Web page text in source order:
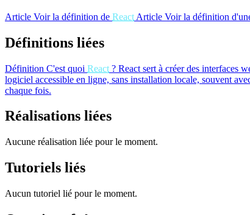
Article Voir la définition de React Article Voir la définition
Définitions liées
Définition C'est quoi React ? React sert à créer des interfaces
logiciel accessible en ligne, sans installation locale, souvent
chaque fois.
Réalisations liées
Aucune réalisation liée pour le moment.
Tutoriels liés
Aucun tutoriel lié pour le moment.